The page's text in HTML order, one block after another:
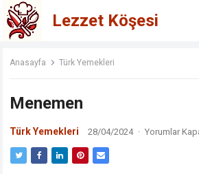
Lezzet Köşesi
Anasayfa Türk Yemekleri
Menemen
Türk Yemekleri 28/04/2024 · Yorumlar